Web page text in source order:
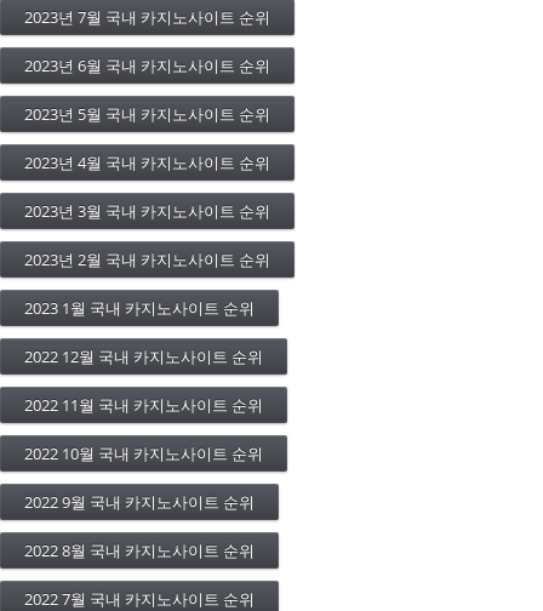
2023년 7월 국내 카지노사이트 순위
2023년 6월 국내 카지노사이트 순위
2023년 5월 국내 카지노사이트 순위
2023년 4월 국내 카지노사이트 순위
2023년 3월 국내 카지노사이트 순위
2023년 2월 국내 카지노사이트 순위
2023 1월 국내 카지노사이트 순위
2022 12월 국내 카지노사이트 순위
2022 11월 국내 카지노사이트 순위
2022 10월 국내 카지노사이트 순위
2022 9월 국내 카지노사이트 순위
2022 8월 국내 카지노사이트 순위
2022 7월 국내 카지노사이트 순위